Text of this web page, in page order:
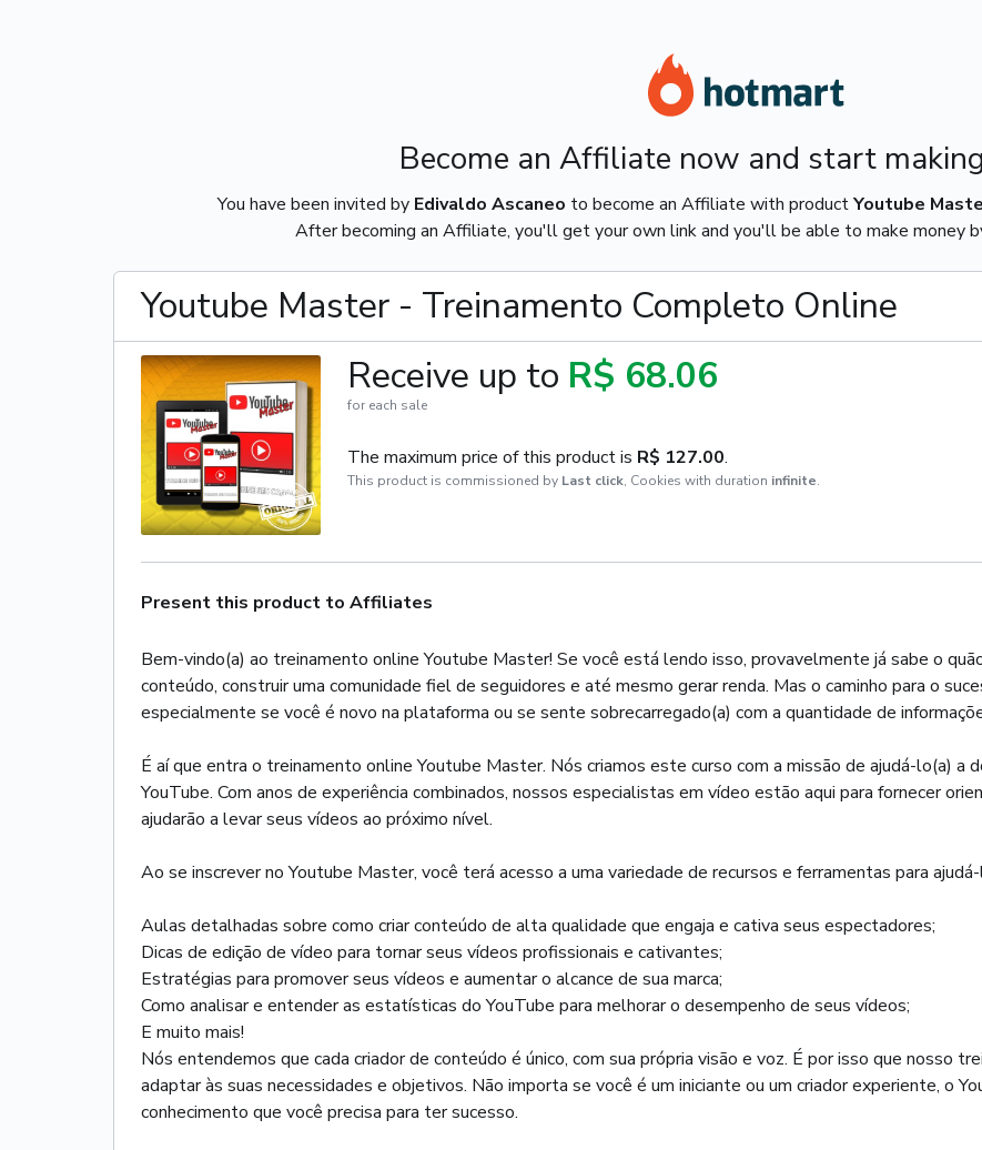
Become an Affiliate now and start
You have been invited by Edivaldo Ascaneo to become an Affiliate with productYoutube
After becoming an Affiliate, you'll get your own link and you'll be able to make money
Youtube Master - Treinamento Completo Online
Receive up to R$ 68.06
for each sale
The maximum price of this product is R$ 127.00.
This product is commissioned by Last click, Cookies with duration infinite.
Present this product to Affiliates
Bem-vindo(a) ao treinamento online Youtube Master! Se você está lendo isso, provavelmente já sabe o
conteúdo, construir uma comunidade fiel de seguidores e até mesmo gerar renda. Mas o caminho para o
especialmente se você é novo na plataforma ou se sente sobrecarregado(a) com a quantidade de
É aí que entra o treinamento online Youtube Master. Nós criamos este curso com a missão de ajudá-lo(a) a
YouTube. Com anos de experiência combinados, nossos especialistas em vídeo estão aqui para fornecer
ajudarão a levar seus vídeos ao próximo nível.
Ao se inscrever no Youtube Master, você terá acesso a uma variedade de recursos e ferramentas para
Aulas detalhadas sobre como criar conteúdo de alta qualidade que engaja e cativa seus espectadores;
Dicas de edição de vídeo para tornar seus vídeos profissionais e cativantes;
Estratégias para promover seus vídeos e aumentar o alcance de sua marca;
Como analisar e entender as estatísticas do YouTube para melhorar o desempenho de seus vídeos;
E muito mais!
Nós entendemos que cada criador de conteúdo é único, com sua própria visão e voz. É por isso que nosso
adaptar às suas necessidades e objetivos. Não importa se você é um iniciante ou um criador experiente, o
conhecimento que você precisa para ter sucesso.